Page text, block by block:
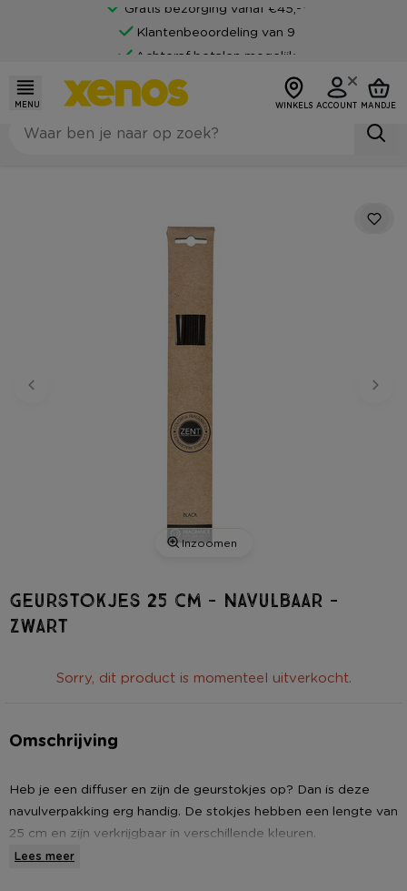
Gratis bezorging vanaf €45,-*
Klantenbeoordeling van 9
Achteraf betalen mogelijk
MENU WINKELS ACCOUNT MANDJE
Inzoomen
Geurstokjes 25 cm - navulbaar -
zwart
Sorry, dit product is momenteel uitverkocht.
Omschrijving
Heb je een diffuser en zijn de geurstokjes op? Dan is deze
navulverpakking erg handig. De stokjes hebben een lengte van
25 cm en zijn verkrijgbaar in verschillende kleuren.
Lees meer